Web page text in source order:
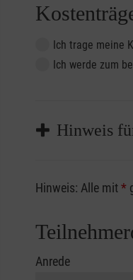
Ich trage meine
Ich werde zum
Hinweis
Sofern Sie
vorliegen
Hinweis: Alle mit*
Anrede